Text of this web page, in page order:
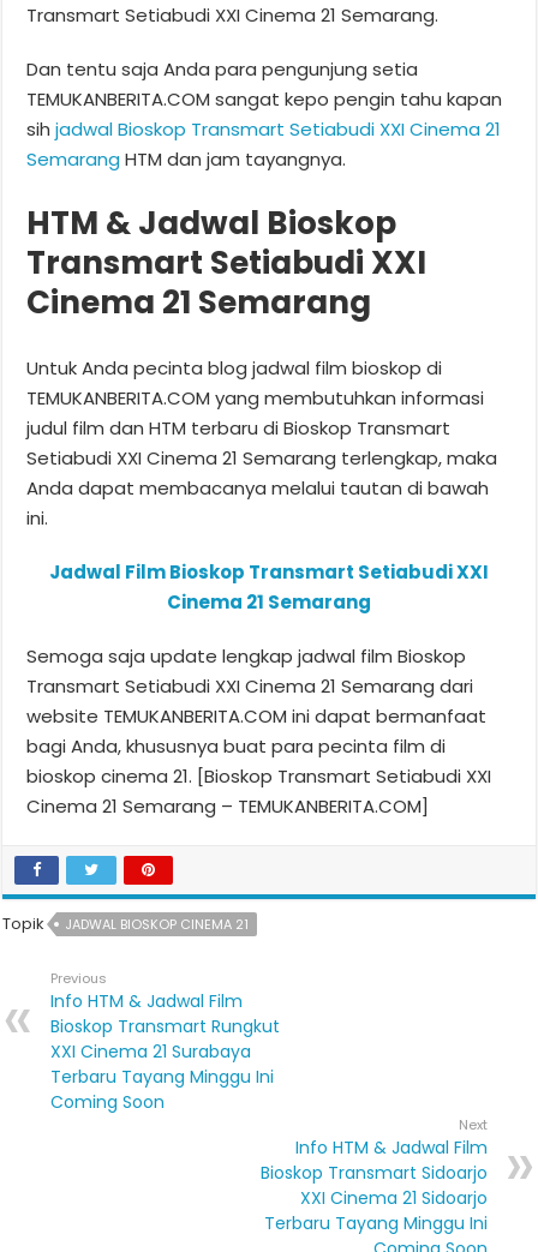
Transmart Setiabudi XXI Cinema 21 Semarang.
Dan tentu saja Anda para pengunjung setia
TEMUKANBERITA.COM sangat kepo pengin tahu kapan
sihjadwal Bioskop Transmart Setiabudi XXI Cinema 21
Semarang HTM dan jam tayangnya.
HTM & Jadwal Bioskop
Transmart Setiabudi XXI
Cinema 21 Semarang
Untuk Anda pecinta blog jadwal film bioskop di
TEMUKANBERITA.COM yang membutuhkan informasi
judul film dan HTM terbaru di Bioskop Transmart
Setiabudi XXI Cinema 21 Semarang terlengkap, maka
Anda dapat membacanya melalui tautan di bawah
ini.
Jadwal Film Bioskop Transmart Setiabudi XXI
Cinema 21 Semarang
Semoga saja update lengkap jadwal film Bioskop
Transmart Setiabudi XXI Cinema 21 Semarang dari
website TEMUKANBERITA.COM ini dapat bermanfaat
bagi Anda, khususnya buat para pecinta film di
bioskop cinema 21. [Bioskop Transmart Setiabudi XXI
Cinema 21 Semarang – TEMUKANBERITA.COM]
Topik JADWAL BIOSKOP CINEMA 21
Previous
Info HTM & Jadwal Film
Bioskop Transmart Rungkut
XXI Cinema 21 Surabaya
Terbaru Tayang Minggu Ini
Coming Soon
Next
Info HTM & Jadwal Film
Bioskop Transmart Sidoarjo
XXI Cinema 21 Sidoarjo
Terbaru Tayang Minggu Ini